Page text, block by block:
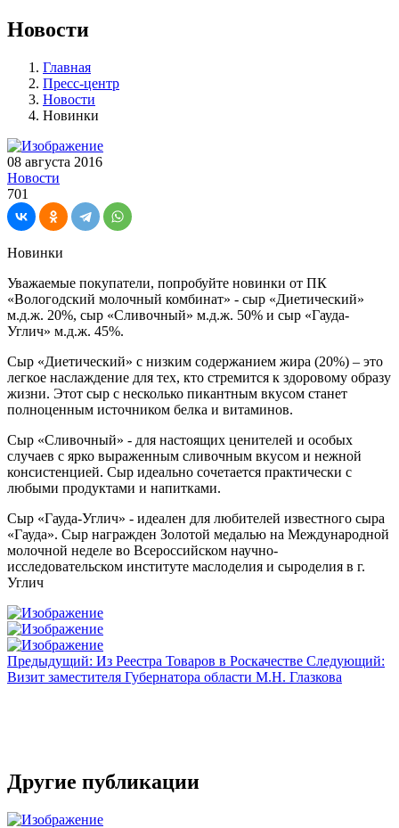
Новости
Главная
Пресс-центр
Новости
Новинки
08 августа 2016
Новости
701
Новинки
Уважаемые покупатели, попробуйте новинки от ПК
«Вологодский молочный комбинат» - сыр «Диетический»
м.д.ж. 20%, сыр «Сливочный» м.д.ж. 50% и сыр «Гауда-
Углич» м.д.ж. 45%.
Сыр «Диетический» с низким содержанием жира (20%) – это
легкое наслаждение для тех, кто стремится к здоровому образу
жизни. Этот сыр с несколько пикантным вкусом станет
полноценным источником белка и витаминов.
Сыр «Сливочный» - для настоящих ценителей и особых
случаев с ярко выраженным сливочным вкусом и нежной
консистенцией. Сыр идеально сочетается практически с
любыми продуктами и напитками.
Сыр «Гауда-Углич» - идеален для любителей известного сыра
«Гауда». Сыр награжден Золотой медалью на Международной
молочной неделе во Всероссийском научно-
исследовательском институте маслоделия и сыроделия в г.
Углич
Предыдущий: Из Реестра Товаров в Роскачестве Следующий:
Визит заместителя Губернатора области М.Н. Глазкова
Другие публикации